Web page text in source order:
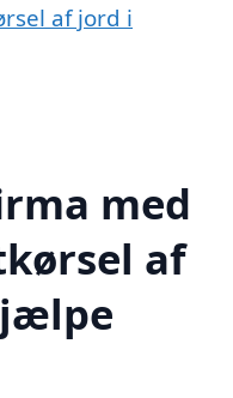
af jord i
med
af